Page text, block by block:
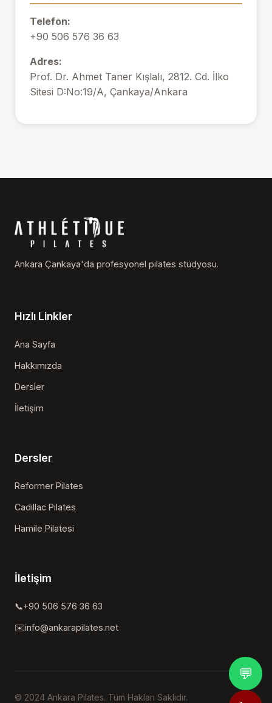
Telefon:
+90 506 576 36 63
Adres:
Prof. Dr. Ahmet Taner Kışlalı, 2812. Cd. İlko
Sitesi D:No:19/A, Çankaya/Ankara
Ankara Çankaya'da profesyonel pilates stüdyosu.
Hızlı Linkler
Ana Sayfa
Hakkımızda
Dersler
İletişim
Dersler
Reformer Pilates
Cadillac Pilates
Hamile Pilatesi
İletişim
📞+90 506 576 36 63
✉️info@ankarapilates.net
© 2024 Ankara Pilates. Tüm Hakları Saklıdır.
💬